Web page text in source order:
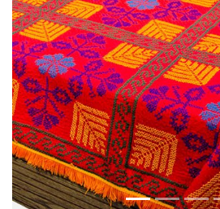
€